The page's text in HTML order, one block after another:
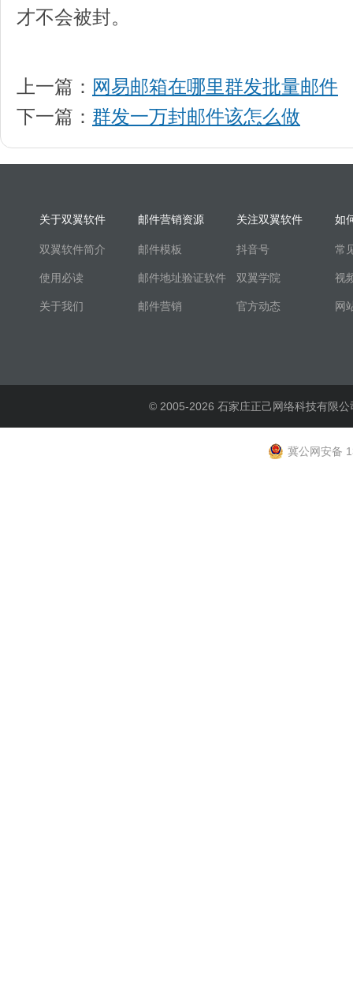
才不会被封。
上一篇： 网易邮箱在哪里群发批量邮件
下一篇： 群发一万封邮件该怎么做
关于双翼软件
双翼软件简介
使用必读
关于我们
邮件营销资源
邮件模板
邮件地址验证软件
邮件营销
关注双翼软件
抖音号
双翼学院
官方动态
如
常
视
网
© 2005-2026 石家庄正己网络科技有限
冀公网安备